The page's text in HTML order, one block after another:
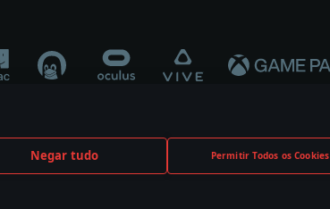
Negar tudo Permitir Todos os Cookies
patrocínio ou aval do respetivo construtor.
owners.